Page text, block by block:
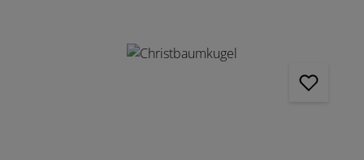
Bildergalerie überspringen